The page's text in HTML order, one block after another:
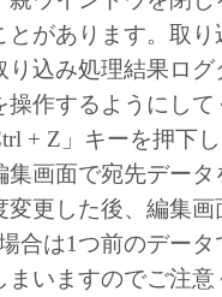
的のために適当で
または本ソフトウ
トウェアに関して
ングジャパンおよ
ライセンサーは、
本ソフトウェアの
的または間接的な
とがあります。取
り込み処理結果ロ
操作するようにして
+ Z」キーを押下
集画面で宛先デー
更した後、編集
合は1つ前のデー
まいますのでご注意